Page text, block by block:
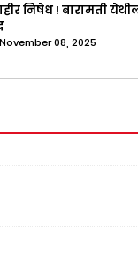
निषेध ! बारामती
November 08, 2025